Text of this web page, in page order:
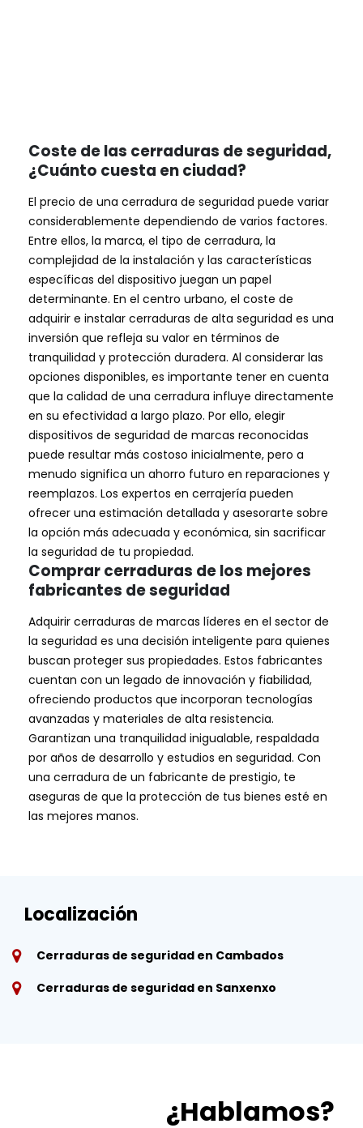
Coste de las cerraduras de seguridad,
¿Cuánto cuesta en ciudad?
El precio de una cerradura de seguridad puede variar
considerablemente dependiendo de varios factores.
Entre ellos, la marca, el tipo de cerradura, la
complejidad de la instalación y las características
específicas del dispositivo juegan un papel
determinante. En el centro urbano, el coste de
adquirir e instalar cerraduras de alta seguridad es una
inversión que refleja su valor en términos de
tranquilidad y protección duradera. Al considerar las
opciones disponibles, es importante tener en cuenta
que la calidad de una cerradura influye directamente
en su efectividad a largo plazo. Por ello, elegir
dispositivos de seguridad de marcas reconocidas
puede resultar más costoso inicialmente, pero a
menudo significa un ahorro futuro en reparaciones y
reemplazos. Los expertos en cerrajería pueden
ofrecer una estimación detallada y asesorarte sobre
la opción más adecuada y económica, sin sacrificar
la seguridad de tu propiedad.
Comprar cerraduras de los mejores
fabricantes de seguridad
Adquirir cerraduras de marcas líderes en el sector de
la seguridad es una decisión inteligente para quienes
buscan proteger sus propiedades. Estos fabricantes
cuentan con un legado de innovación y fiabilidad,
ofreciendo productos que incorporan tecnologías
avanzadas y materiales de alta resistencia.
Garantizan una tranquilidad inigualable, respaldada
por años de desarrollo y estudios en seguridad. Con
una cerradura de un fabricante de prestigio, te
aseguras de que la protección de tus bienes esté en
las mejores manos.
Localización
Cerraduras de seguridad en Cambados
Cerraduras de seguridad en Sanxenxo
¿Hablamos?